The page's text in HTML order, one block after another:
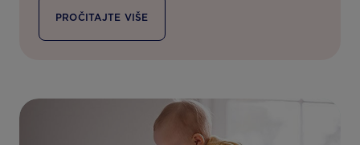
PROČITAJTE VIŠE